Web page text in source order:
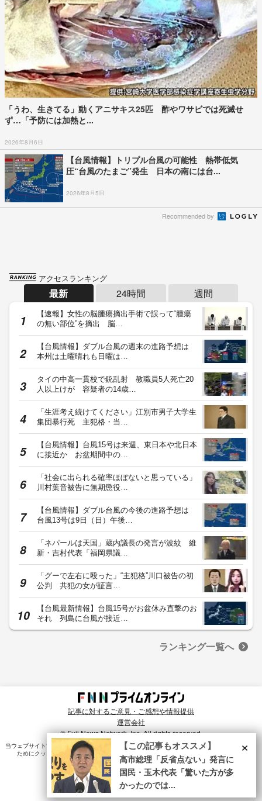
「うわ、生きてる」動くアニサキス25匹 酢やワサビでは死滅せ
ず…「予防には加熱と...
2026年8月6日
【台風情報】トリプル台風の可能性 熱帯低気
圧“台風のたまご”発生 日本の南には台...
2026年8月5日
Recommended by
アクセスランキング
最新 24時間 週間
【速報】女性の脳腫瘍摘出手術で誤って“腫瘍
の無い部位”を摘出 脳…
【台風情報】ダブル台風の週末の進路予想は
本州は土曜晴れも日曜は…
タイの中高一貫校で銃乱射 教職員5人死亡20
人以上けが 容疑者の14歳…
「生涯考え続けてください」江別市男子大学生
集団暴行死 主犯格・当…
【台風情報】台風15号は来週、東日本や北日本
に接近か お盆期間中の…
「社会に出られる確率ほぼないと思っている」
川村葉音被告に無期懲役…
【台風情報】ダブル台風の今後の進路予想は
台風13号は9日（日）午後…
「ネパールは天国」蔵内議長の発言が波紋 維
新・吉村代表「福岡県議…
「グーで左右に殴った」“主犯格”川口被告の初
公判 共犯の女が証言…
【台風最新情報】台風15号がお盆休み直撃のお
それ 列島に台風が接近…
ランキング一覧へ
記事に対するご意見・ご感想や情報提供
運営会社
© Fuji News Network, Inc. All rights reserved.
当ウェブサイトでは、ユーザのニーズ・興味・関⼼に合致したコンテンツや広告配信を提供する
ためにクッキーを使⽤しています。詳細は、
プライバシーポリシー をご確認ください。×
【この記事もオススメ】
高市総理「反省点ない」発言に
国民・玉木代表「驚いた方が多
かったのでは...